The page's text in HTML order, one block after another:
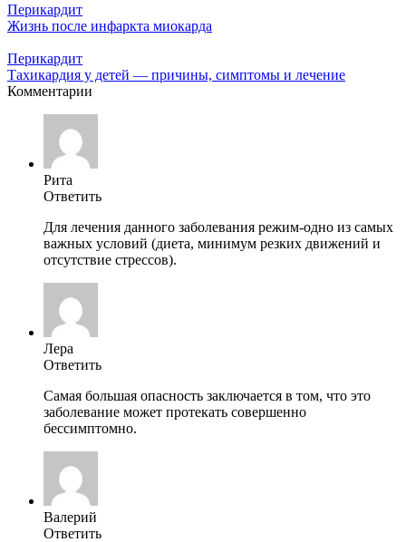
Перикардит
Жизнь после инфаркта миокарда
Перикардит
Тахикардия у детей — причины, симптомы и лечение
Комментарии
Рита
Ответить
Для лечения данного заболевания режим-одно из самых
важных условий (диета, минимум резких движений и
отсутствие стрессов).
Лера
Ответить
Самая большая опасность заключается в том, что это
заболевание может протекать совершенно
бессимптомно.
Валерий
Ответить